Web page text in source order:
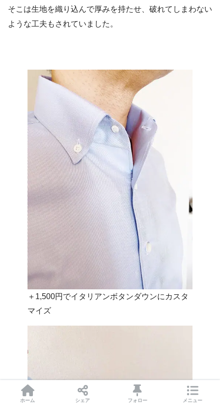
そこは生地を織り込んで厚みを持たせ、破れてしまわない
ような工夫もされていました。
＋1,500円でイタリアンボタンダウンにカスタ
マイズ
ホーム シェア フォロー メニュー